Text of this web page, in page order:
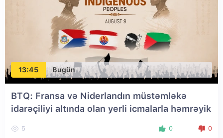
13:45 Bugün
BTQ: Fransa və Niderlandın müstəmləkə
idarəçiliyi altında olan yerli icmalarla həmrəyik
5 0 0